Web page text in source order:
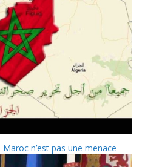
n’est pas une menace